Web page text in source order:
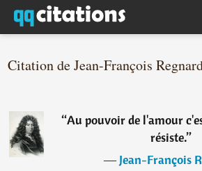
Citation de Jean-François
“Au pouvoir de l'amour
résiste.”
―Jean-François